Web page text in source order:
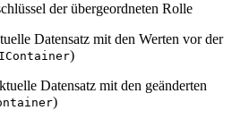
der übergeordneten Rolle
Datensatz mit den Werten vor der
IContainer)
Datensatz mit den geänderten
)